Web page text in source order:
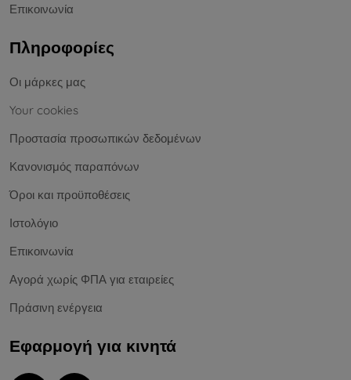
Επικοινωνία
Πληροφορίες
Οι μάρκες μας
Your cookies
Προστασία προσωπικών δεδομένων
Κανονισμός παραπόνων
Όροι και προϋποθέσεις
Ιστολόγιο
Επικοινωνία
Αγορά χωρίς ΦΠΑ για εταιρείες
Πράσινη ενέργεια
Εφαρμογή για κινητά